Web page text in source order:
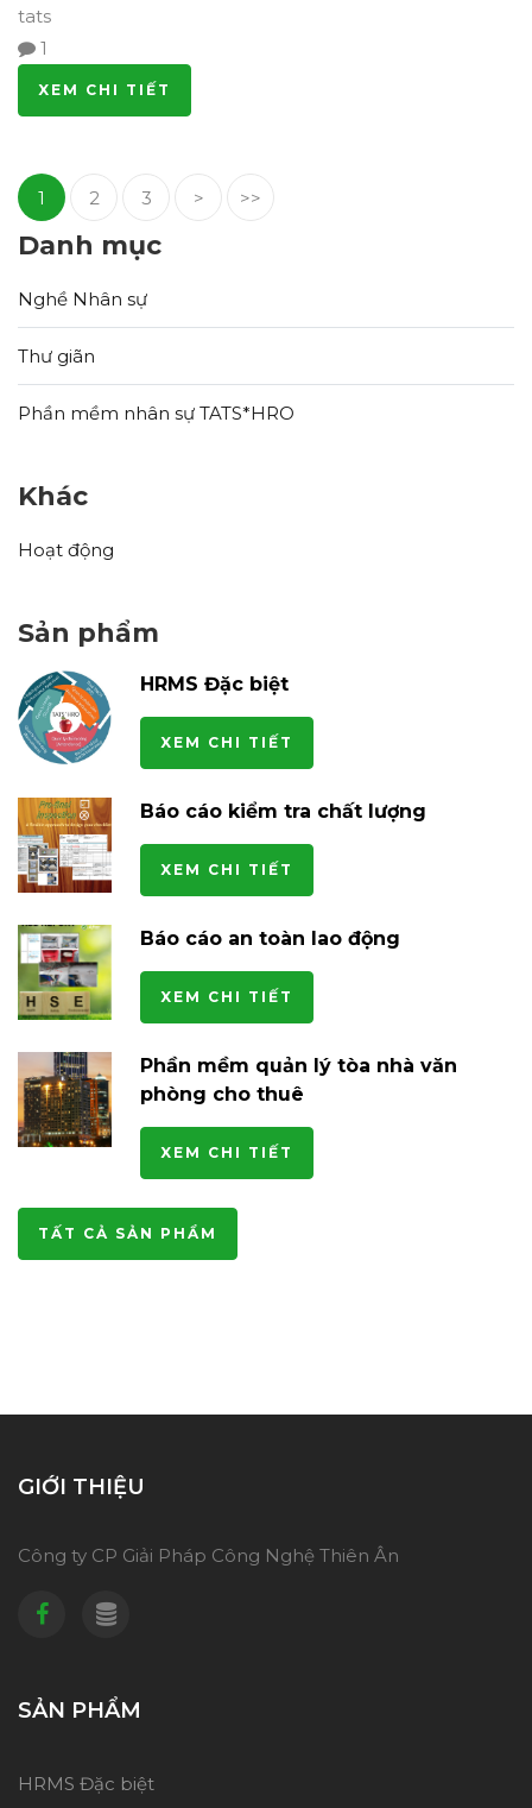
tats
1
XEM CHI TIẾT
1 2 3 > >>
Danh mục
Nghề Nhân sự
Thư giãn
Phần mềm nhân sự TATS*HRO
Khác
Hoạt động
Sản phẩm
HRMS Đặc biệt
XEM CHI TIẾT
Báo cáo kiểm tra chất lượng
XEM CHI TIẾT
Báo cáo an toàn lao động
XEM CHI TIẾT
Phần mềm quản lý tòa nhà văn
phòng cho thuê
XEM CHI TIẾT
TẤT CẢ SẢN PHẨM
GIỚI THIỆU
Công ty CP Giải Pháp Công Nghệ Thiên Ân
SẢN PHẨM
HRMS Đặc biệt